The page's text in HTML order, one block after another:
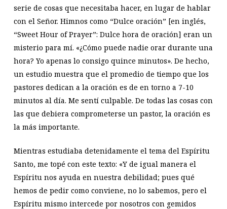
serie de cosas que necesitaba hacer, en lugar de hablar
con el Señor. Himnos como “Dulce oración” [en inglés,
“Sweet Hour of Prayer”: Dulce hora de oración] eran un
misterio para mí. «¿Cómo puede nadie orar durante una
hora? Yo apenas lo consigo quince minutos». De hecho,
un estudio muestra que el promedio de tiempo que los
pastores dedican a la oración es de en torno a 7-10
minutos al día. Me sentí culpable. De todas las cosas con
las que debiera comprometerse un pastor, la oración es
la más importante.
Mientras estudiaba detenidamente el tema del Espíritu
Santo, me topé con este texto: «Y de igual manera el
Espíritu nos ayuda en nuestra debilidad; pues qué
hemos de pedir como conviene, no lo sabemos, pero el
Espíritu mismo intercede por nosotros con gemidos